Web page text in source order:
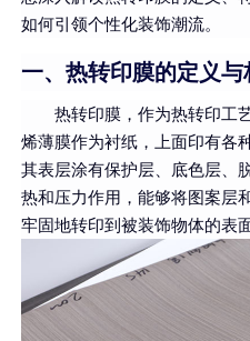
如何引领个性化装饰潮流。
一、热转印膜的定义与
热转印膜，作为热转印工
烯薄膜作为衬纸，上面印有各
其表层涂有保护层、底色层、
热和压力作用，能够将图案层
牢固地转印到被装饰物体的表面